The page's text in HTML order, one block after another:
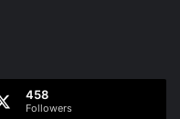
458
Followers